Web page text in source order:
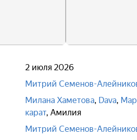
2 июля 2026
Митрий Семенов-
Милана Хаметова, Dava,
карат, Амилия
Митрий Семенов-